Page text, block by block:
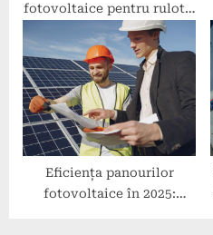
fotovoltaice pentru rulote:
ce să alegi?
Eficiența panourilor
fotovoltaice în 2025: